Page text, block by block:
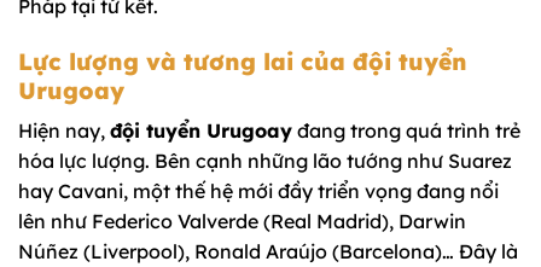
Pháp tại tứ kết.
Lực lượng và tương lai của đội tuyển
Urugoay
Hiện nay, đội tuyển Urugoay đang trong quá trình trẻ
hóa lực lượng. Bên cạnh những lão tướng như Suarez
hay Cavani, một thế hệ mới đầy triển vọng đang nổi
lên như Federico Valverde (Real Madrid), Darwin
Núñez (Liverpool), Ronald Araújo (Barcelona)… Đây là